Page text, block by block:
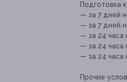
Подготовка
— за 7 дней
— за 7 дней
— за 24
— за 24 часа
— за 24 часа
Прочие